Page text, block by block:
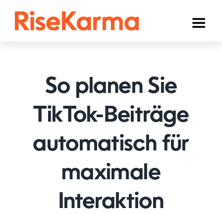
Toggle
TikTok
YouTube
Twitter (𝕏)
Anderen
Winkelwagen
So planen Sie
TikTok-Beiträge
automatisch für
maximale
Interaktion